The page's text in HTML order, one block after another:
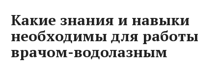
Какие знания и навыки
необходимы для работы
врачом-водолазным